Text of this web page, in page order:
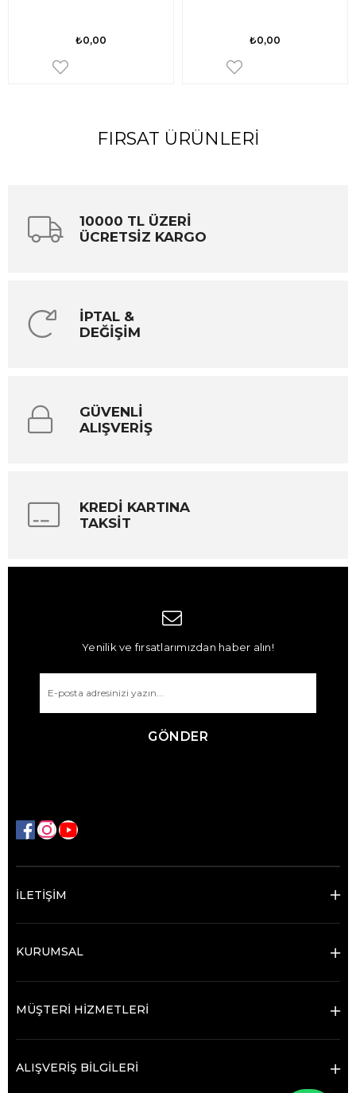
₺0,00 ₺0,00
FIRSAT ÜRÜNLERI
10000 TL ÜZERİ
ÜCRETSİZ KARGO
İPTAL &
DEĞİŞİM
GÜVENLİ
ALIŞVERİŞ
KREDİ KARTINA
TAKSİT
Yenilik ve fırsatlarımızdan haber alın!
GÖNDER
İLETİŞİM
KURUMSAL
MÜŞTERİ HİZMETLERİ
ALIŞVERİŞ BİLGİLERİ